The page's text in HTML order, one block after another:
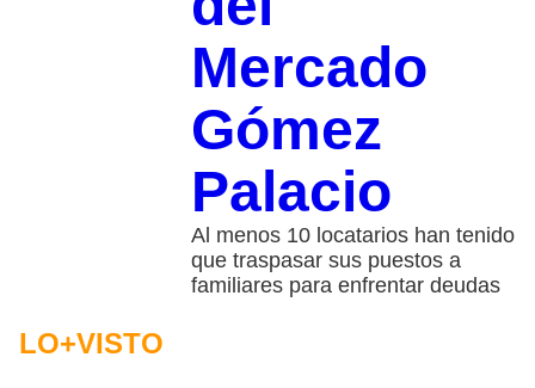
Mercado
Gómez
Palacio
Al menos 10 locatarios han tenido
que traspasar sus puestos a
familiares para enfrentar deudas
LO+VISTO